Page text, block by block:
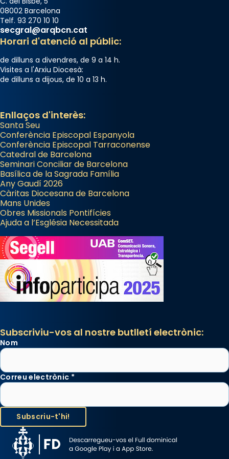
08002 Barcelona
Telf. 93 270 10 10
secgral@arqbcn.cat
Horari d'atenció al públic:
de dilluns a divendres, de 9 a 14 h.
Visites a l'Arxiu Diocesà:
de dilluns a dijous, de 10 a 13 h.
Enllaços d'interès:
Santa Seu
Conferència Episcopal Espanyola
Conferència Episcopal Tarraconense
Catedral de Barcelona
Seminari Conciliar de Barcelona
Basílica de la Sagrada Família
Any Gaudí 2026
Càritas Diocesana de Barcelona
Mans Unides
Obres Missionals Pontifícies
Ajuda a l’Església Necessitada
Subscriviu-vos al nostre butlletí electrònic:
Nom
Correu electrònic *